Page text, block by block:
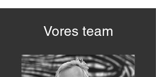
Vores team